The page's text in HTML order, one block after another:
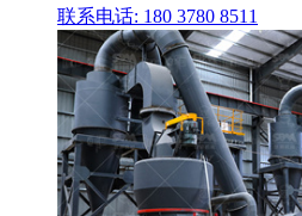
联系电话: 180 3780 8511